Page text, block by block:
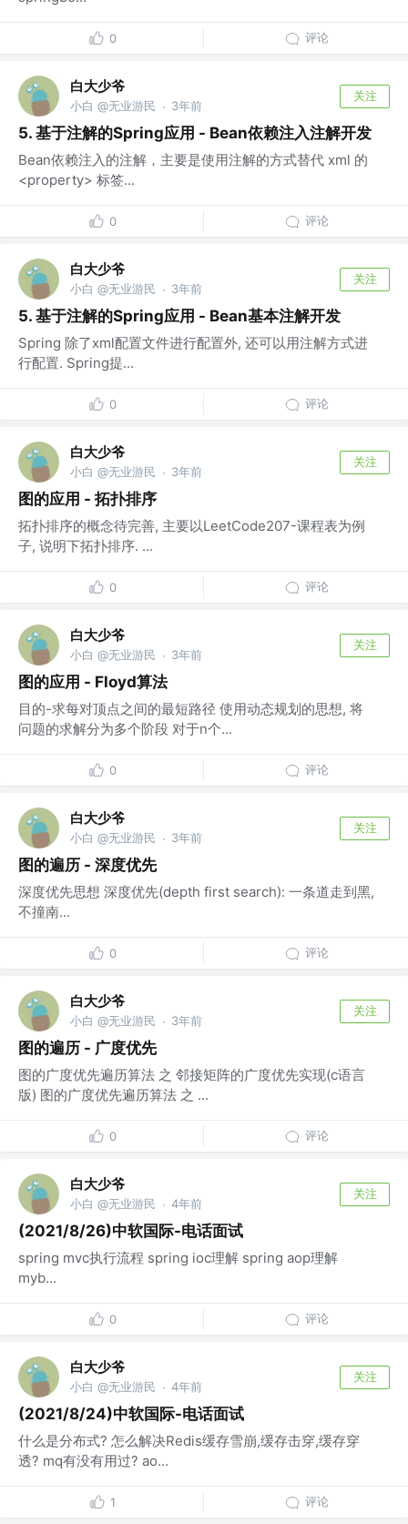
0 评论
白大少爷
小白 @无业游民 · 3年前
关注
5. 基于注解的Spring应用 - Bean依赖注入注解开发
Bean依赖注入的注解，主要是使用注解的方式替代 xml 的
<property> 标签...
0 评论
白大少爷
小白 @无业游民 · 3年前
关注
5. 基于注解的Spring应用 - Bean基本注解开发
Spring 除了xml配置文件进行配置外, 还可以用注解方式进
行配置. Spring提...
0 评论
白大少爷
小白 @无业游民 · 3年前
关注
图的应用 - 拓扑排序
拓扑排序的概念待完善, 主要以LeetCode207-课程表为例
子, 说明下拓扑排序. ...
0 评论
白大少爷
小白 @无业游民 · 3年前
关注
图的应用 - Floyd算法
目的-求每对顶点之间的最短路径 使用动态规划的思想, 将
问题的求解分为多个阶段 对于n个...
0 评论
白大少爷
小白 @无业游民 · 3年前
关注
图的遍历 - 深度优先
深度优先思想 深度优先(depth first search): 一条道走到黑,
不撞南...
0 评论
白大少爷
小白 @无业游民 · 3年前
关注
图的遍历 - 广度优先
图的广度优先遍历算法 之 邻接矩阵的广度优先实现(c语言
版) 图的广度优先遍历算法 之 ...
0 评论
白大少爷
小白 @无业游民 · 4年前
关注
(2021/8/26)中软国际-电话面试
spring mvc执行流程 spring ioc理解 spring aop理解
myb...
0 评论
白大少爷
小白 @无业游民 · 4年前
关注
(2021/8/24)中软国际-电话面试
什么是分布式? 怎么解决Redis缓存雪崩,缓存击穿,缓存穿
透? mq有没有用过? ao...
1 评论